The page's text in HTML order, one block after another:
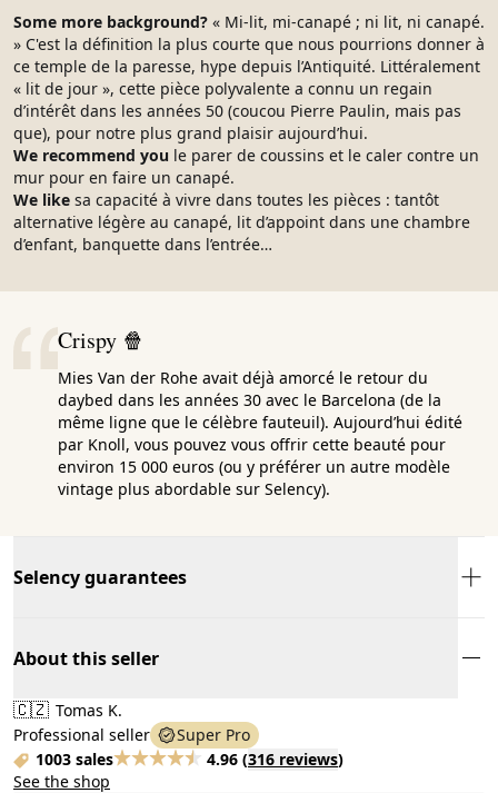
Some more background? « Mi-lit, mi-canapé ; ni lit, ni canapé.
» C'est la définition la plus courte que nous pourrions donner à
ce temple de la paresse, hype depuis l’Antiquité. Littéralement
« lit de jour », cette pièce polyvalente a connu un regain
d’intérêt dans les années 50 (coucou Pierre Paulin, mais pas
que), pour notre plus grand plaisir aujourd’hui.
We recommend you le parer de coussins et le caler contre un
mur pour en faire un canapé.
We like sa capacité à vivre dans toutes les pièces : tantôt
alternative légère au canapé, lit d’appoint dans une chambre
d’enfant, banquette dans l’entrée…
Crispy 🍿
Mies Van der Rohe avait déjà amorcé le retour du
daybed dans les années 30 avec le Barcelona (de la
même ligne que le célèbre fauteuil). Aujourd’hui édité
par Knoll, vous pouvez vous offrir cette beauté pour
environ 15 000 euros (ou y préférer un autre modèle
vintage plus abordable sur Selency).
Selency guarantees
About this seller
🇨🇿 Tomas K.
Professional seller
Super Pro
1003 sales
4.96 (316 reviews)
See the shop